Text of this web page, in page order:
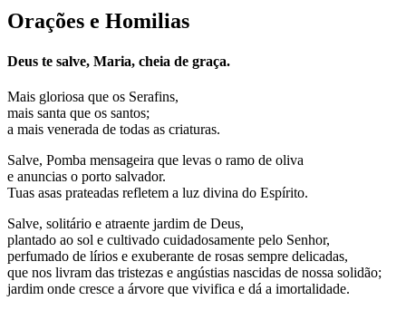
Orações e Homilias
Deus te salve, Maria, cheia de graça.
Mais gloriosa que os Serafins,
mais santa que os santos;
a mais venerada de todas as criaturas.
Salve, Pomba mensageira que levas o ramo de oliva
e anuncias o porto salvador.
Tuas asas prateadas refletem a luz divina do Espírito.
Salve, solitário e atraente jardim de Deus,
plantado ao sol e cultivado cuidadosamente pelo Senhor,
perfumado de lírios e exuberante de rosas sempre delicadas,
que nos livram das tristezas e angústias nascidas de nossa solidão;
jardim onde cresce a árvore que vivifica e dá a imortalidade.